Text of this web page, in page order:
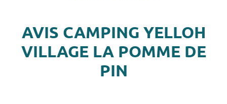
AVIS CAMPING YELLOH
VILLAGE LA POMME DE
PIN